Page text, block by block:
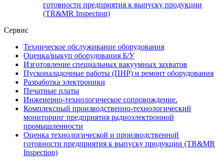
готовности предприятия к выпуску продукции
(TR&MR Inspection)
Сервис
Техническое обслуживание оборудования
Оценка/выкуп оборудования Б/У
Изготовление специальных вакуумных захватов
Пусконаладочные работы (ПНР) и ремонт оборудования
Разработка электроники
Печатные платы
Инженерно-технологическое сопровождение.
Комплексный производственно-технологический
мониторинг предприятия радиоэлектронной
промышленности
Оценка технологической и производственной
готовности предприятия к выпуску продукции (TR&MR
Inspection)